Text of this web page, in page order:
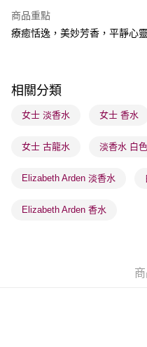
送貨方式
每筆HK$65.00，滿
確認發貨後1-3 工作天送達，
每筆HK$65.00，滿HK$300.00
(香港門市) 只顯示可選門市。
(澳門門市) 只顯示可選門市。
商品重點
療癒恬逸，美妙芳香，平靜心
相關分類
女士 淡香水 女士 香水
女士 古龍水 淡香水 白色
Elizabeth Arden 淡香水
Elizabeth Arden 香水